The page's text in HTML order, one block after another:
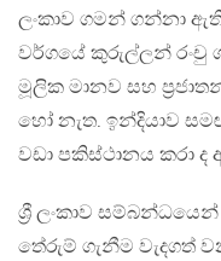
ලංකාව ගමන් ගන්නා
වර්ගයේ කුරුල්ලන් රංචු
මූලික මානව සහ
හෝ නැත. ඉන්දියාව
වඩා පකිස්ථානය කරා
ශ්‍රී ලංකාව
තේරුම් ගැනීම වැදගත්